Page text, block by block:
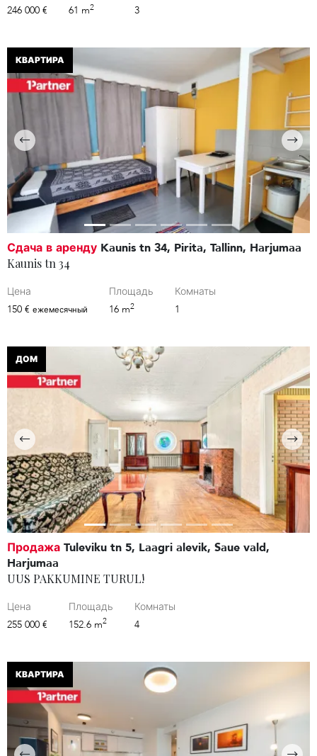
246 000 €
61 m2
3
КВАРТИРА
Сдача в аренду Kaunis tn 34, Pirita, Tallinn, Harjumaa
Kaunis tn 34
Цена
150 € ежемесячный
Площадь
16 m2
Комнаты
1
ДОМ
Продажа Tuleviku tn 5, Laagri alevik, Saue vald,
Harjumaa
UUS PAKKUMINE TURUL!
Цена
255 000 €
Площадь
152.6 m2
Комнаты
4
КВАРТИРА